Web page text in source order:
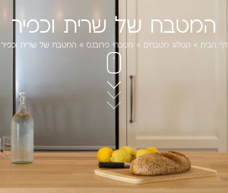
המטבח של שרית וכפיר
דף הבית »קטלוג מטבחים »מטבחי פרובנס » המטבח של שרית וכפיר